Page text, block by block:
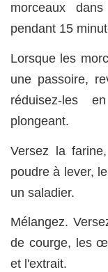
morceaux
pendant 15
Lorsque les
une passoire,
réduisez-les
plongeant.
Versez la
poudre à lever,
un saladier.
Mélangez.
de courge, les
et l'extrait.